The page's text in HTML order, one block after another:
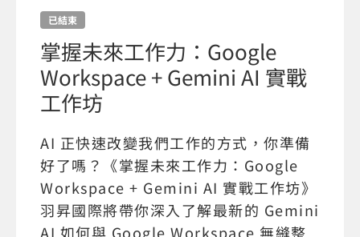
已結束
掌握未來工作力：Google
Workspace + Gemini AI 實戰
工作坊
AI 正快速改變我們工作的方式，你準備
好了嗎？《掌握未來工作力：Google
Workspace + Gemini AI 實戰工作坊》
羽昇國際將帶你深入了解最新的 Gemini
AI 如何與 Google Workspace 無縫整